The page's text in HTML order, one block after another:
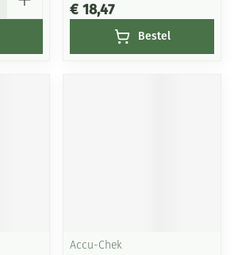
€ 18,47
Bestel
Accu-Chek